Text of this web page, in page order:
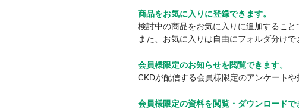
商品をお気に入りに登録できます。
検討中の商品をお気に入りに追加するこ
また、お気に入りは自由にフォルダ分け
会員様限定のお知らせを閲覧できます。
CKDが配信する会員様限定のアンケート
会員様限定の資料を閲覧・ダウンロードで